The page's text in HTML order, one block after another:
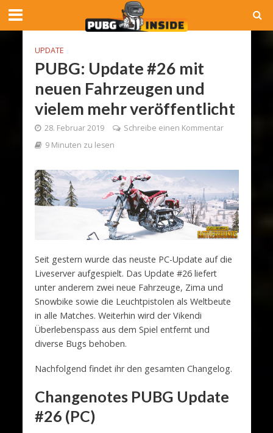
UPDATE
PUBG: Update #26 mit
neuen Fahrzeugen und
vielem mehr veröffentlicht
28. Februar 2019
Schreibe einen Kommentar
9 Minuten zu lesen
Seit gestern wurde das neuste PC-Update auf die
Liveserver aufgespielt. Das Update #26 liefert
unter anderem zwei neue Fahrzeuge, Zima und
Snowbike sowie die Leuchtpistolen als Weltbeute
in alle Matches. Weiterhin wird der Vikendi
Überlebenspass aus dem Spiel entfernt und
diverse Bugs behoben.
Nachfolgend findet ihr den gesamten Changelog.
Changenotes PUBG Update
#26 (PC)